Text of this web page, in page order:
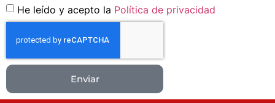
He leído y acepto la Política de privacidad
Enviar